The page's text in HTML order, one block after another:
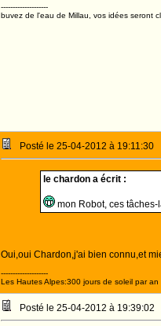
--------------------
buvez de l'eau de Millau, vos idées seront
Posté le 25-04-2012 à 19:11:30
le chardon a écrit :
mon Robot, ces tâches-
Oui,oui Chardon,j'ai bien connu,et
--------------------
Les Hautes Alpes:300 jours de soleil par an
Posté le 25-04-2012 à 19:39:02